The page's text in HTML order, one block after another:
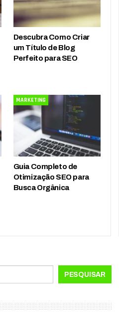
Descubra Como Criar
um Título de Blog
Perfeito para SEO
MARKETING
Guia Completo de
Otimização SEO para
Busca Orgânica
PESQUISAR